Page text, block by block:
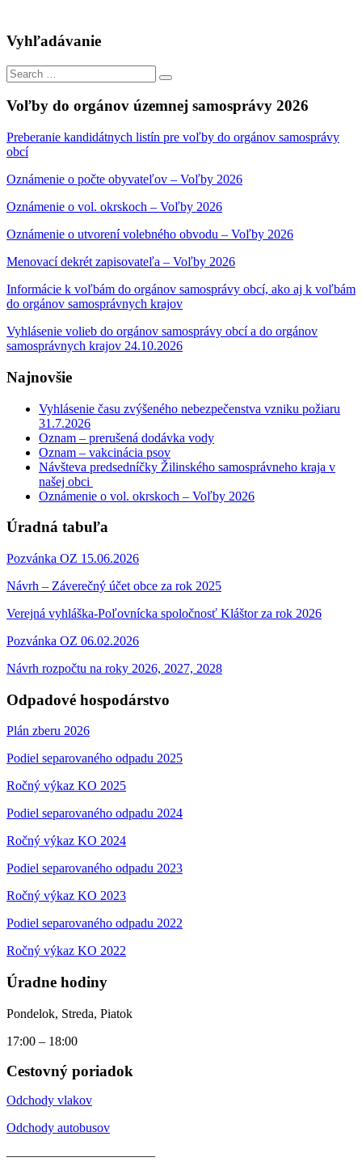
Vyhľadávanie
Search
for:
Search
Voľby do orgánov územnej samosprávy 2026
Preberanie kandidátnych listín pre voľby do orgánov samosprávy
obcí
Oznámenie o počte obyvateľov – Voľby 2026
Oznámenie o vol. okrskoch – Voľby 2026
Oznámenie o utvorení volebného obvodu – Voľby 2026
Menovací dekrét zapisovateľa – Voľby 2026
Informácie k voľbám do orgánov samosprávy obcí, ako aj k voľbám
do orgánov samosprávnych krajov
Vyhlásenie volieb do orgánov samosprávy obcí a do orgánov
samosprávnych krajov 24.10.2026
Najnovšie
Vyhlásenie času zvýšeného nebezpečenstva vzniku požiaru
31.7.2026
Oznam – prerušená dodávka vody
Oznam – vakcinácia psov
Návšteva predsedníčky Žilinského samosprávneho kraja v
našej obci
Oznámenie o vol. okrskoch – Voľby 2026
Úradná tabuľa
Pozvánka OZ 15.06.2026
Návrh – Záverečný účet obce za rok 2025
Verejná vyhláška-Poľovnícka spoločnosť Kláštor za rok 2026
Pozvánka OZ 06.02.2026
Návrh rozpočtu na roky 2026, 2027, 2028
Odpadové hospodárstvo
Plán zberu 2026
Podiel separovaného odpadu 2025
Ročný výkaz KO 2025
Podiel separovaného odpadu 2024
Ročný výkaz KO 2024
Podiel separovaného odpadu 2023
Ročný výkaz KO 2023
Podiel separovaného odpadu 2022
Ročný výkaz KO 2022
Úradne hodiny
Pondelok, Streda, Piatok
17:00 – 18:00
Cestovný poriadok
Odchody vlakov
Odchody autobusov
———————————–